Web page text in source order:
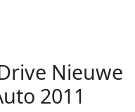
Nieuwe
2011